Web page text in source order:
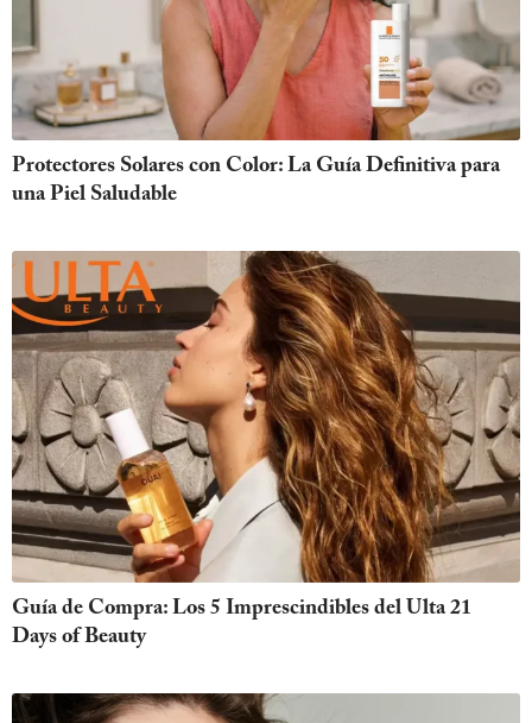
Protectores Solares con Color: La Guía Definitiva para
una Piel Saludable
Guía de Compra: Los 5 Imprescindibles del Ulta 21
Days of Beauty